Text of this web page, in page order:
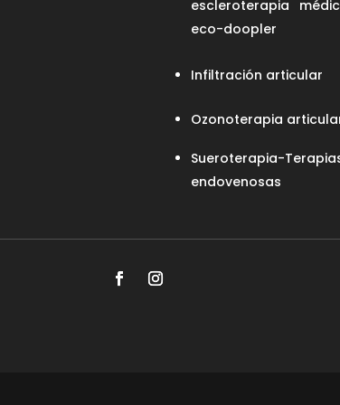
escleroterapia
eco-doopler
Infiltración articular
Ozonoterapia
Sueroterapia-
endovenosas